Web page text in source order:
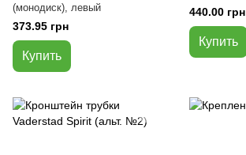
(монодиск), левый
373.95 грн
Купить
440.00 грн
Купить